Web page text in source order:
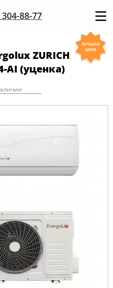
88-77
ZURICH
AI (уценка)